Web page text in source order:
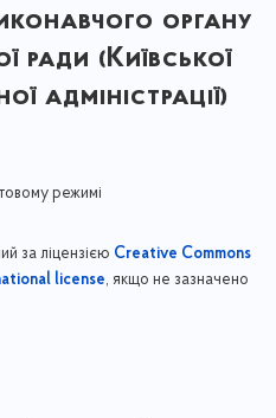
органу
ради (Київської
адміністрації)
режимі
за ліцензією Creative Commons
license, якщо не зазначено